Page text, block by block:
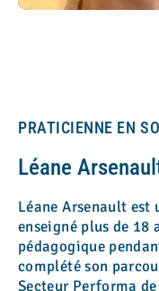
PRATICIENNE EN
Léane
Léane Arsenault
enseigné plus de
pédagogique
complété son
Secteur Performa